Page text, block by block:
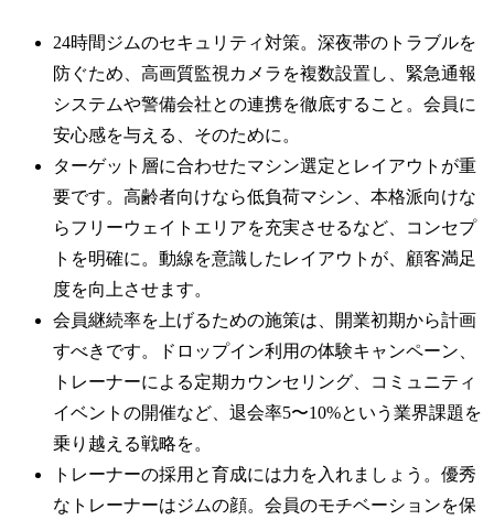
24時間ジムのセキュリティ対策。深夜帯のトラブルを
防ぐため、高画質監視カメラを複数設置し、緊急通報
システムや警備会社との連携を徹底すること。会員に
安心感を与える、そのために。
ターゲット層に合わせたマシン選定とレイアウトが重
要です。高齢者向けなら低負荷マシン、本格派向けな
らフリーウェイトエリアを充実させるなど、コンセプ
トを明確に。動線を意識したレイアウトが、顧客満足
度を向上させます。
会員継続率を上げるための施策は、開業初期から計画
すべきです。ドロップイン利用の体験キャンペーン、
トレーナーによる定期カウンセリング、コミュニティ
イベントの開催など、退会率5〜10%という業界課題を
乗り越える戦略を。
トレーナーの採用と育成には力を入れましょう。優秀
なトレーナーはジムの顔。会員のモチベーションを保